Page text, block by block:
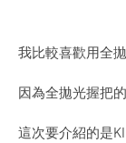
我比較喜歡用全
因為全拋光握把
這次要介紹的是